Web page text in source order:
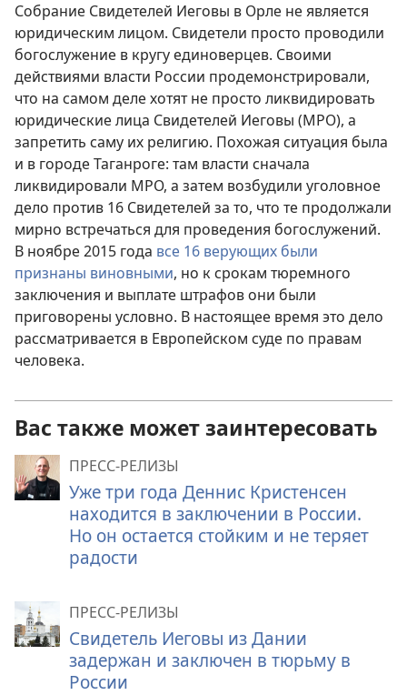
Собрание Свидетелей Иеговы в Орле не является
юридическим лицом. Свидетели просто проводили
богослужение в кругу единоверцев. Своими
действиями власти России продемонстрировали,
что на самом деле хотят не просто ликвидировать
юридические лица Свидетелей Иеговы (МРО), а
запретить саму их религию. Похожая ситуация была
и в городе Таганроге: там власти сначала
ликвидировали МРО, а затем возбудили уголовное
дело против 16 Свидетелей за то, что те продолжали
мирно встречаться для проведения богослужений.
В ноябре 2015 года все 16 верующих были
признаны виновными, но к срокам тюремного
заключения и выплате штрафов они были
приговорены условно. В настоящее время это дело
рассматривается в Европейском суде по правам
человека.
Вас также может заинтересовать
ПРЕСС-РЕЛИЗЫ
Уже три года Деннис Кристенсен
находится в заключении в России.
Но он остается стойким и не теряет
радости
ПРЕСС-РЕЛИЗЫ
Свидетель Иеговы из Дании
задержан и заключен в тюрьму в
России